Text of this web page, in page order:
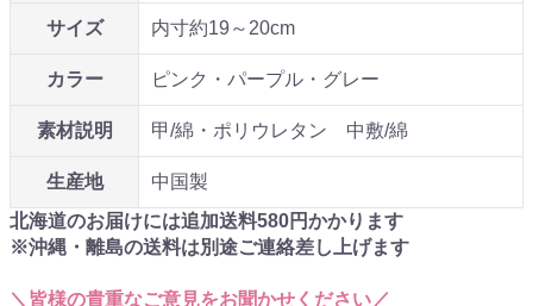
サイズ 内寸約19～20cm
カラー ピンク・パープル・グレー
素材説明 甲/綿・ポリウレタン 中敷/綿
生産地
中国製
北海道のお届けには追加送料580円かかります
※沖縄・離島の送料は別途ご連絡差し上げます
＼皆様の貴重なご意見をお聞かせください／